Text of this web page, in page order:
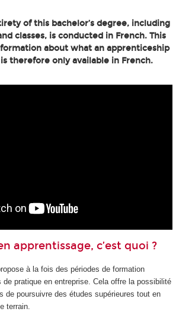
of this bachelor’s degree, including
classes, is conducted in French. This
about what an apprenticeship
therefore only available in French.
apprentissage, c’est quoi ?
à la fois des périodes de formation
de pratique en entreprise. Cela offre la possibilité
de poursuivre des études supérieures tout en
terrain.